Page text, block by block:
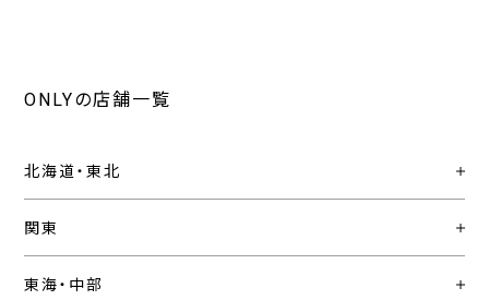
ONLYの店舗一覧
北海道・東北
関東
東海・中部